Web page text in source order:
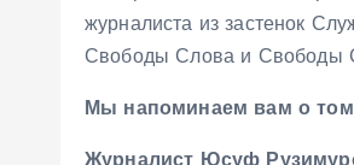
журналиста из застенок
Свободы Слова и Свободы
Мы напоминаем вам о
Журналист Юсуф